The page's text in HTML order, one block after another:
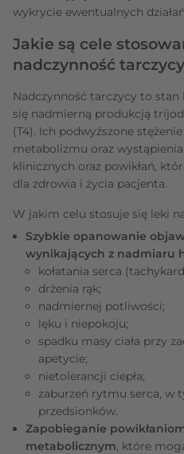
wykrycie ewentualnych
Jakie są cele
nadczynność
Nadczynność tarczycy to
się nadmierną produkcją
(T4). Ich podwyższone
metabolizmu oraz
klinicznych oraz powikłań,
dla zdrowia i życia pacjenta.
W jakim celu stosuje się leki
Szybkie opanowanie
wynikających z nadmiaru
kołatania serca
drżenia rąk;
nadmiernej potliwości;
lęku i niepokoju;
spadku masy ciała przy
apetycie;
nietolerancji ciepła;
zaburzeń rytmu serca, w
przedsionków.
Zapobieganie
metabolicznym, które